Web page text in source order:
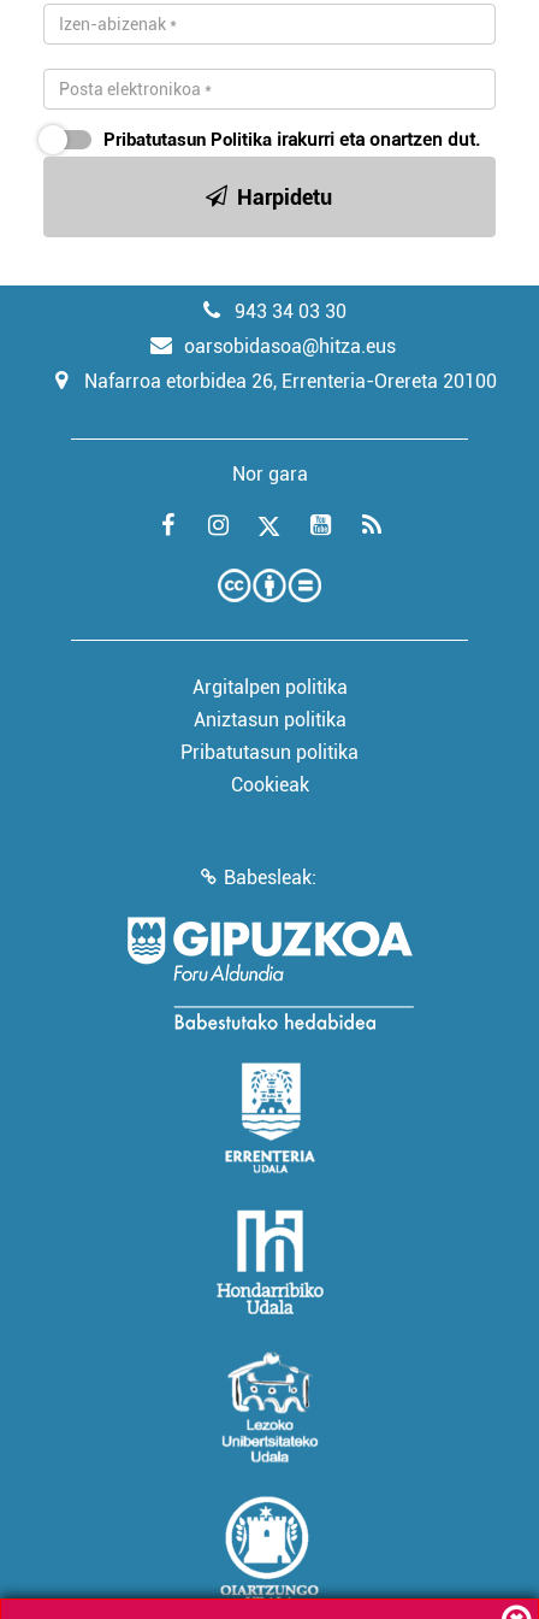
Pribatutasun Politika irakurri eta onartzen dut.
Harpidetu
943 34 03 30
oarsobidasoa@hitza.eus
Nafarroa etorbidea 26, Errenteria-Orereta 20100
Nor gara
Argitalpen politika
Aniztasun politika
Pribatutasun politika
Cookieak
Babesleak: